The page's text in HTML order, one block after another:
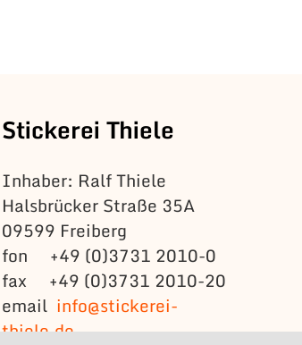
Stickerei Thiele
Inhaber: Ralf Thiele
Halsbrücker Straße 35A
09599 Freiberg
fon +49 (0)3731 2010-0
fax +49 (0)3731 2010-20
email info@stickerei-
thiele.de